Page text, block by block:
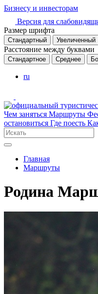
Бизнесу и инвесторам
Версия для
Размер шрифта
Стандартный Увеличенный
Расстояние между буквами
Стандартное Среднее
ru
Чем заняться Маршруты
остановиться Где поесть
Главная
Маршруты
Родина